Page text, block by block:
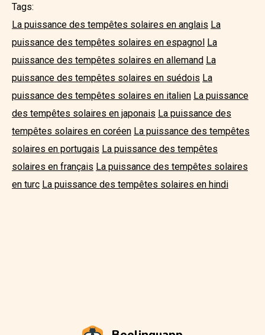
Tags:
La puissance des tempêtes solaires en anglais La
puissance des tempêtes solaires en espagnol La
puissance des tempêtes solaires en allemand La
puissance des tempêtes solaires en suédois La
puissance des tempêtes solaires en italien La puissance
des tempêtes solaires en japonais La puissance des
tempêtes solaires en coréen La puissance des tempêtes
solaires en portugais La puissance des tempêtes
solaires en français La puissance des tempêtes solaires
en turc La puissance des tempêtes solaires en hindi